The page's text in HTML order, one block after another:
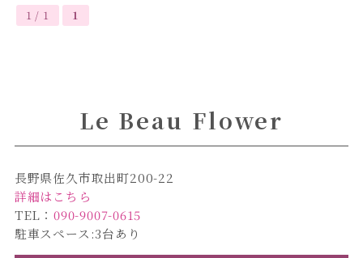
1 / 1 1
Le Beau Flower
長野県佐久市取出町200-22
詳細はこちら
TEL：090-9007-0615
駐車スペース:3台あり